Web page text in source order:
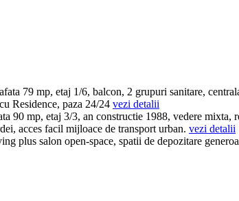
79 mp, etaj 1/6, balcon, 2 grupuri sanitare,
Residence, paza 24/24 vezi detalii
90 mp, etaj 3/3, an constructie 1988, vedere mixta,
acces facil mijloace de transport urban. vezi detalii
plus salon open-space, spatii de depozitare